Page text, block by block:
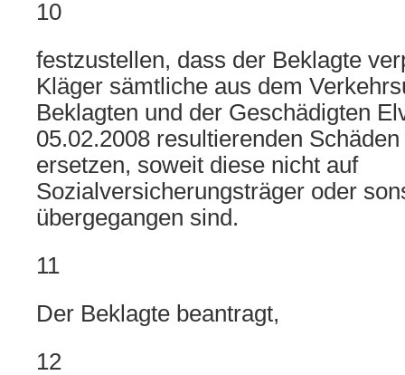
10
festzustellen, dass der Beklagte
Kläger sämtliche aus dem
Beklagten und der Geschädigten
05.02.2008 resultierenden
ersetzen, soweit diese nicht auf
Sozialversicherungsträger oder
übergegangen sind.
11
Der Beklagte beantragt,
12